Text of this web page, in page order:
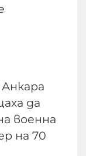
да
военна
на 70